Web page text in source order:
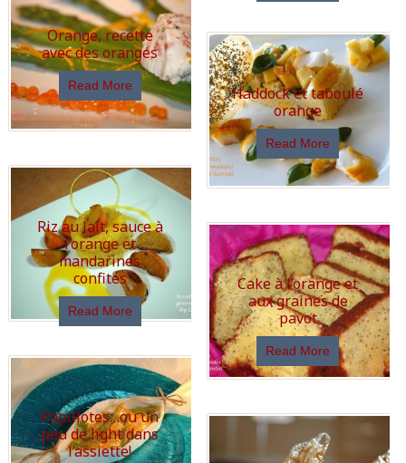
Orange, recette
avec des oranges
Read More
Haddock et taboulé
orange
Read More
Riz au lait, sauce à
l’orange et
mandarines
confites
Read More
Cake à l’orange et
aux graines de
pavot
Read More
Papillotes…ou un
peu de light dans
l’assiette!